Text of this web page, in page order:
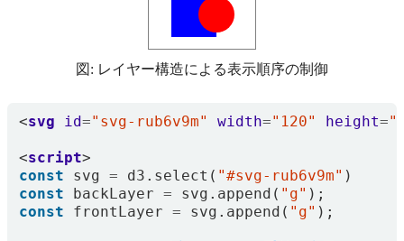
図: レイヤー構造による表示順序の制御
<svg id="svg-rub6v9m" width="120" height=
<script>
const
svg = d3 . select ( "#svg-rub6v9m" )
const
backLayer = svg . append ( "g" );
const
frontLayer = svg . append ( "g" );